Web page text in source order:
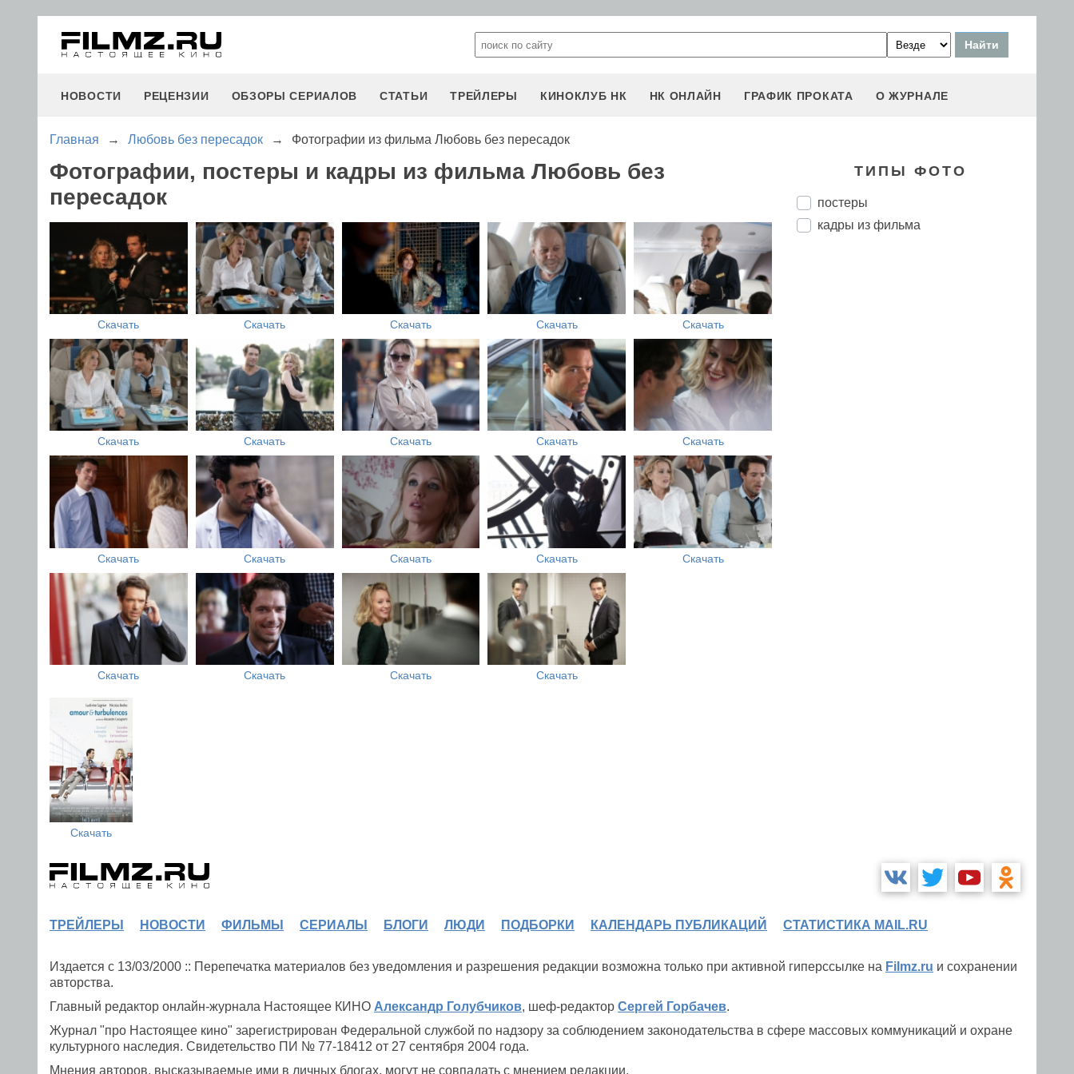
НОВОСТИ РЕЦЕНЗИИ ОБЗОРЫ СЕРИАЛОВ СТАТЬИ ТРЕЙЛЕРЫ КИНОКЛУБ НК НК ОНЛАЙН ГРАФИК ПРОКАТА О ЖУРНАЛЕ
Главная → Любовь без пересадок → Фотографии из фильма Любовь без пересадок
Фотографии, постеры и кадры из фильма Любовь без
пересадок
Скачать Скачать Скачать Скачать Скачать
Скачать Скачать Скачать Скачать Скачать
Скачать Скачать Скачать Скачать Скачать
Скачать Скачать Скачать Скачать
Скачать
ТИПЫ ФОТО
постеры
кадры из фильма
ТРЕЙЛЕРЫ НОВОСТИ ФИЛЬМЫ СЕРИАЛЫ БЛОГИ ЛЮДИ ПОДБОРКИ КАЛЕНДАРЬ ПУБЛИКАЦИЙ СТАТИСТИКА MAIL.RU
Издается с 13/03/2000 :: Перепечатка материалов без уведомления и разрешения редакции возможна только при активной гиперссылке на Filmz.ru и сохранении
авторства.
Главный редактор онлайн-журнала Настоящее КИНО Александр Голубчиков, шеф-редактор Сергей Горбачев.
Журнал "про Настоящее кино" зарегистрирован Федеральной службой по надзору за соблюдением законодательства в сфере массовых коммуникаций и охране
культурного наследия. Свидетельство ПИ № 77-18412 от 27 сентября 2004 года.
Мнения авторов, высказываемые ими в личных блогах, могут не совпадать с мнением редакции.